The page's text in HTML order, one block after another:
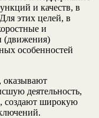
и качеств, в
этих целей, в
и
(движения)
особенностей
оказывают
деятельность,
создают широкую